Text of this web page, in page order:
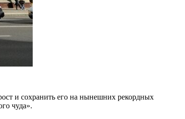
и сохранить его на нынешних рекордных
чуда».